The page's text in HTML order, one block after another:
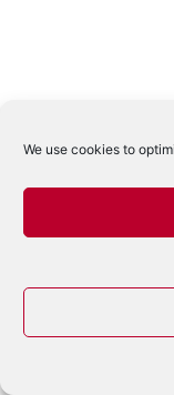
We use cookies to